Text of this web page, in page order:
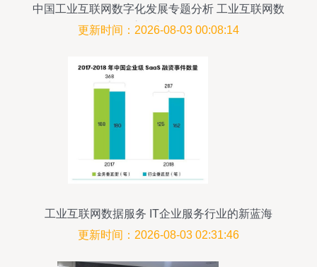
中国工业互联网数字化发展专题分析 工业互联网数
据服务浪潮中的易观视角
更新时间：2026-08-03 00:08:14
工业互联网数据服务 IT企业服务行业的新蓝海
更新时间：2026-08-03 02:31:46